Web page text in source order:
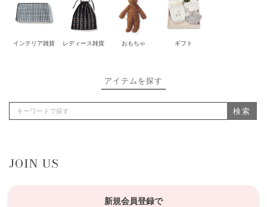
インテリア雑貨 レディース雑貨 おもちゃ ギフト
アイテムを探す
検索
JOIN US
新規会員登録で